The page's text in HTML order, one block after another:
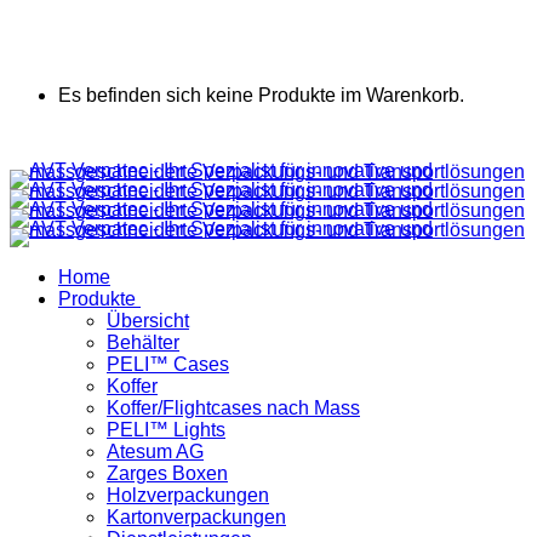
Es befinden sich keine Produkte im Warenkorb.
Home
Produkte
Übersicht
Behälter
PELI™ Cases
Koffer
Koffer/Flightcases nach Mass
PELI™ Lights
Atesum AG
Zarges Boxen
Holzverpackungen
Kartonverpackungen